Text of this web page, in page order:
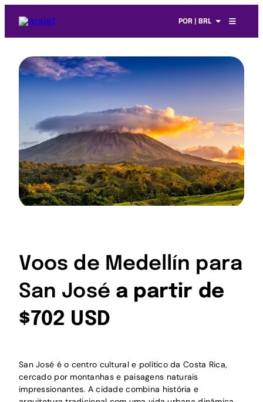
POR | BRL
Voos de Medellín para
San José a partir de
$702 USD
San José é o centro cultural e político da Costa Rica,
cercado por montanhas e paisagens naturais
impressionantes. A cidade combina história e